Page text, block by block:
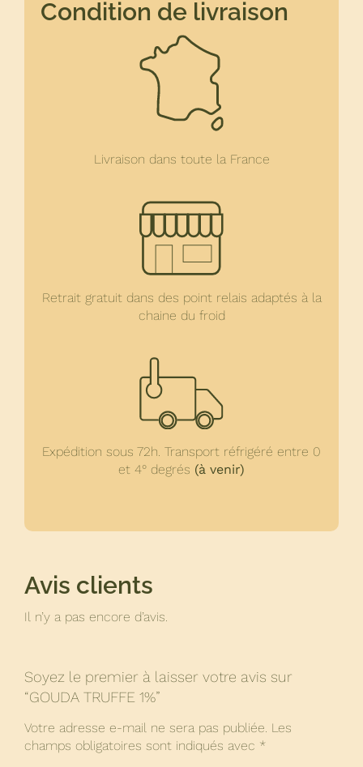
Condition de livraison
Livraison dans toute la France
Retrait gratuit dans des point relais adaptés à la
chaine du froid
Expédition sous 72h. Transport réfrigéré entre 0
et 4° degrés (à venir)
Avis clients
Il n’y a pas encore d’avis.
Soyez le premier à laisser votre avis sur
“GOUDA TRUFFE 1%”
Votre adresse e-mail ne sera pas publiée. Les
champs obligatoires sont indiqués avec *